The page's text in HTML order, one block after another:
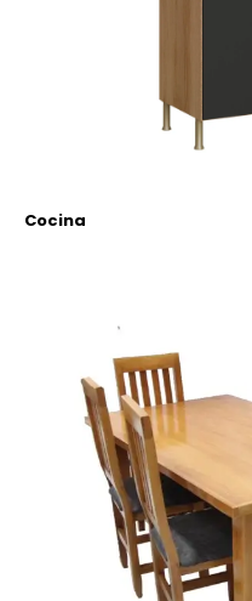
Cocina